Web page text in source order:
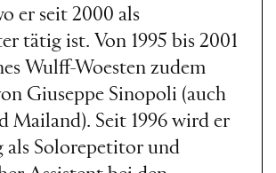
er seit 2000 als
tätig ist. Von 1995 bis 2001
Wulff-Woesten zudem
Giuseppe Sinopoli (auch
Mailand). Seit 1996 wird er
als Solorepetitor und